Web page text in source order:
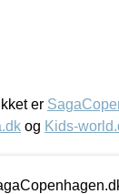
er
og Kids-